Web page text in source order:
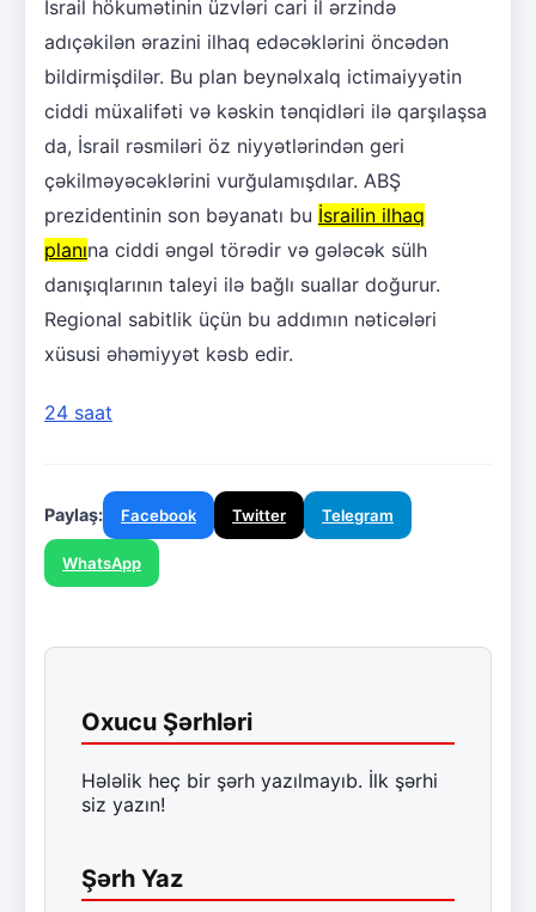
İsrail hökumətinin üzvləri cari il ərzində
adıçəkilən ərazini ilhaq edəcəklərini öncədən
bildirmişdilər. Bu plan beynəlxalq ictimaiyyətin
ciddi müxalifəti və kəskin tənqidləri ilə qarşılaşsa
da, İsrail rəsmiləri öz niyyətlərindən geri
çəkilməyəcəklərini vurğulamışdılar. ABŞ
prezidentinin son bəyanatı bu İsrailin ilhaq
planına ciddi əngəl törədir və gələcək sülh
danışıqlarının taleyi ilə bağlı suallar doğurur.
Regional sabitlik üçün bu addımın nəticələri
xüsusi əhəmiyyət kəsb edir.
24 saat
Paylaş: Facebook Twitter Telegram
WhatsApp
Oxucu Şərhləri
Hələlik heç bir şərh yazılmayıb. İlk şərhi
siz yazın!
Şərh Yaz